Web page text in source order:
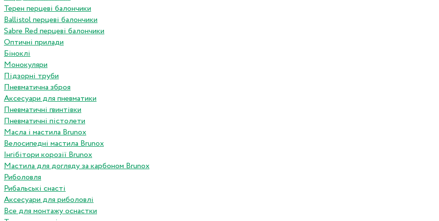
Терен перцеві балончики
Ballistol перцеві балончики
Sabre Red перцеві балончики
Оптичні прилади
Біноклі
Монокуляри
Підзорні труби
Пневматична зброя
Аксесуари для пневматики
Пневматичні гвинтівки
Пневматичні пістолети
Масла і мастила Brunox
Велосипедні мастила Brunox
Інгібітори корозії Brunox
Мастила для догляду за карбоном Brunox
Риболовля
Рибальські снасті
Аксесуари для риболовлі
Все для монтажу оснастки